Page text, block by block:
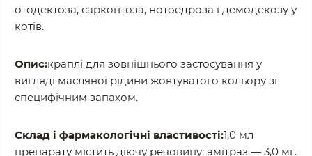
отодектоза, саркоптоза, нотоедроза і демодекозу у
котів.
Опис:краплі для зовнішнього застосування у
вигляді масляної рідини жовтуватого кольору зі
специфічним запахом.
Склад і фармакологічні властивості:1,0 мл
препарату містить діючу речовину: амітраз — 3,0 мг.